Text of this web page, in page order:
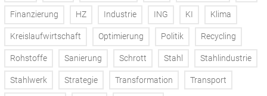
Finanzierung HZ Industrie ING KI Klima
Kreislaufwirtschaft Optimierung Politik Recycling
Rohstoffe Sanierung Schrott Stahl Stahlindustrie
Stahlwerk Strategie Transformation Transport